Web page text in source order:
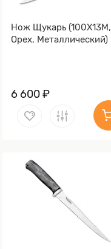
Нож Щукарь (100Х13М,
Орех, Металлический)
6 600 ₽